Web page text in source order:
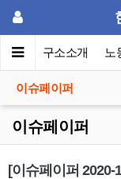
인 연구소소개 노
이슈페이퍼
이슈페이퍼
[이슈페이퍼